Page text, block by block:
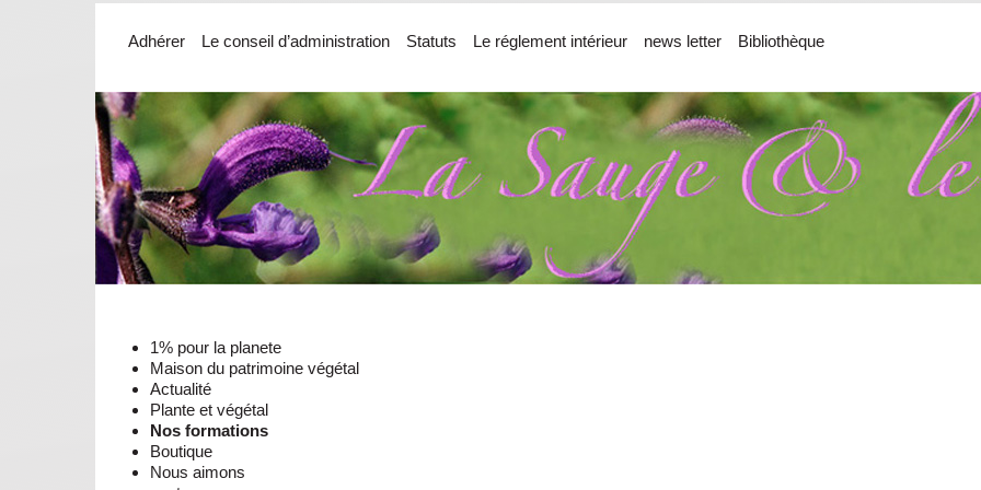
Adhérer Le conseil d’administration Statuts Le réglement intérieur news letter Bibliothèque
1% pour la planete
Maison du patrimoine végétal
Actualité
Plante et végétal
Nos formations
Boutique
Nous aimons